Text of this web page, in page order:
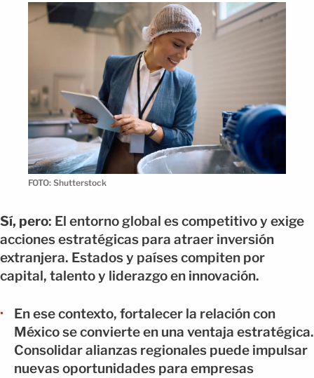
FOTO: Shutterstock
Sí, pero: El entorno global es competitivo y exige
acciones estratégicas para atraer inversión
extranjera. Estados y países compiten por
capital, talento y liderazgo en innovación.
En ese contexto, fortalecer la relación con
México se convierte en una ventaja estratégica.
Consolidar alianzas regionales puede impulsar
nuevas oportunidades para empresas